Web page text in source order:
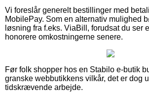
Vi foreslår generelt bestillinger med
MobilePay. Som en alternativ mulighed
løsning fra f.eks. ViaBill, forudsat du ser
honorere omkostningerne senere.
Før folk shopper hos en Stabilo e-butik
granske webbutikkens vilkår, det er dog
tidskrævende arbejde.